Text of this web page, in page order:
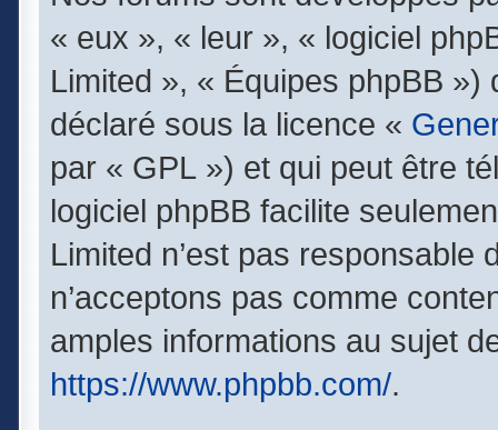
« eux », « leur », « logiciel
Limited », « Équipes phpBB
déclaré sous la licence «
par « GPL ») et qui peut être
logiciel phpBB facilite
Limited n’est pas
n’acceptons pas comme
amples informations au sujet
https://www.phpbb.com/.